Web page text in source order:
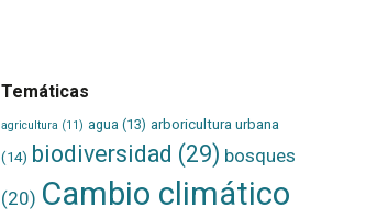
Temáticas
agricultura (11) agua (13) arboricultura urbana
(14) biodiversidad (29) bosques
(20) Cambio climático